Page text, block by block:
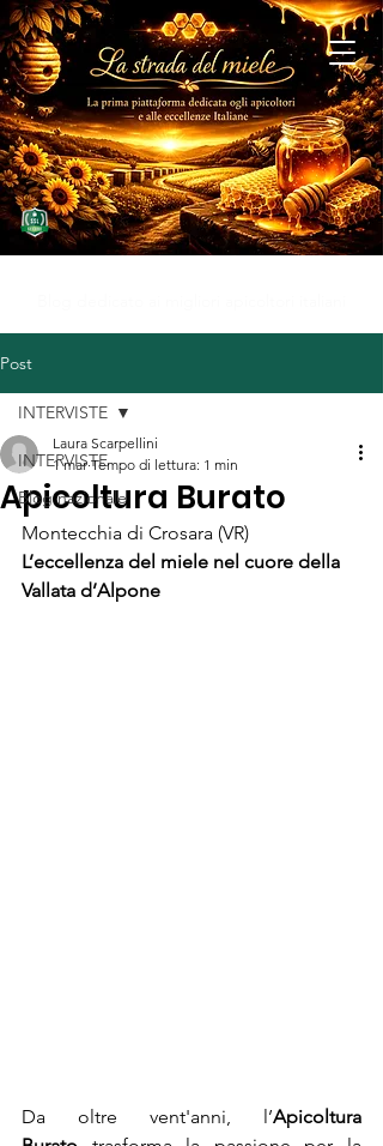
Post
INTERVISTE
Blog nazionale
INTERVISTE
Apicoltura Burato
Laura Scarpellini
1 mar Tempo di lettura: 1 min
Montecchia di Crosara (VR)
L’eccellenza del miele nel cuore della
Vallata d’Alpone
Da oltre vent'anni, l’Apicoltura